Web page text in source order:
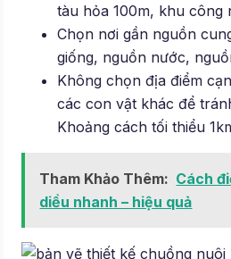
tàu hỏa 100m, khu công
Chọn nơi gần nguồn
giống, nguồn nước,
Không chọn địa điểm
các con vật khác để
Khoảng cách tối thiểu
Tham Khảo Thêm: Cách
diều nhanh – hiệu quả